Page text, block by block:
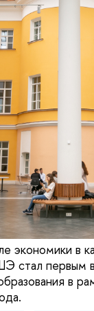
экономики в
стал первым
в